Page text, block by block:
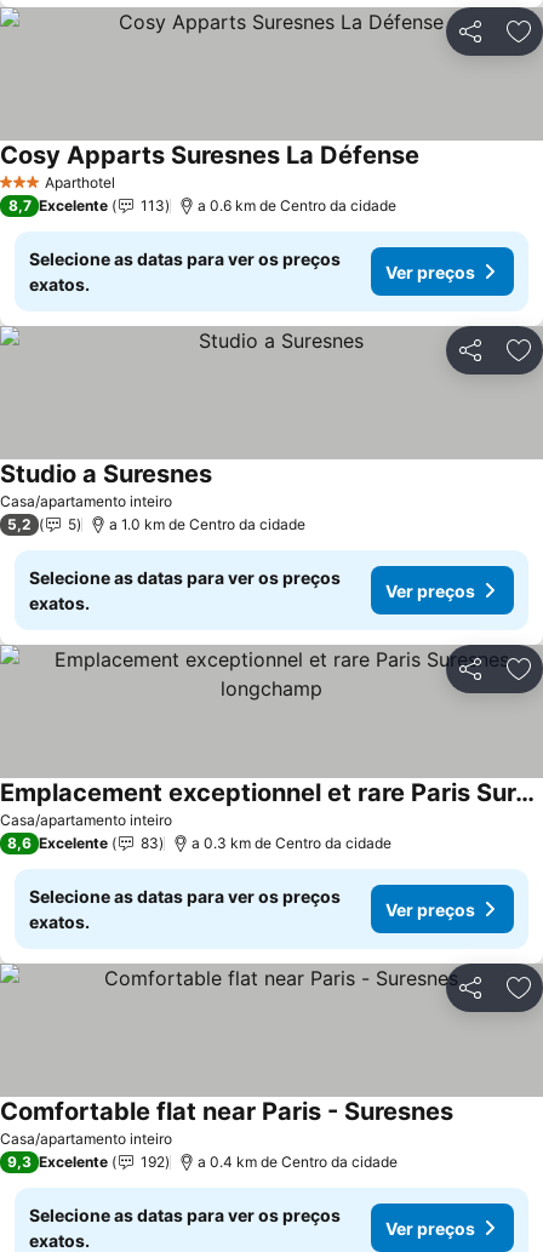
Partilhar
3 EstrelasAparthotel
Cosy Apparts Suresnes La Défense
8,7 Excelente 113 a 0.6 km de Centro da cidade
Selecione as datas para ver os preços
exatos.
Ver preços
Partilhar
Casa/apartamento inteiro
Studio a SuresnesVer preços
5,2 5 a 1.0 km de Centro da cidade
Selecione as datas para ver os preços
exatos.
Ver preços
Partilhar
Casa/apartamento inteiro
Emplacement exceptionnel et rare Paris Suresnes longchamp
Ver preços
8,6 Excelente 83 a 0.3 km de Centro da cidade
Selecione as datas para ver os preços
exatos.
Ver preços
Partilhar
Casa/apartamento inteiro
Comfortable flat near Paris - SuresnesVer
9,3 Excelente 192 a 0.4 km de Centro da cidade
Selecione as datas para ver os preços
exatos.
Ver preços